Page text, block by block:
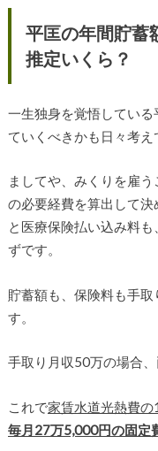
平匡の年間貯蓄
推定いくら？
一生独身を覚悟してい
ていくべきかも日々考え
ましてや、みくりを雇
の必要経費を算出して
と医療保険払い込み料
ずです。
貯蓄額も、保険料も手
す。
手取り月収50万の場合
これで家賃水道光熱費
毎月27万5,000円の固定